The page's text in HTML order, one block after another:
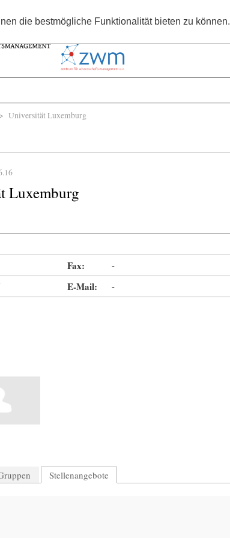
die bestmögliche Funktionalität bieten zu können.
> Universität Luxemburg
Luxemburg
Fax: -
E-Mail: -
Stellenangebote